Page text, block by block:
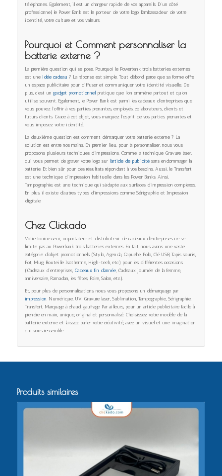
téléphones. Egalement, il est un chargeur rapide de vos appareils. D’un côté
professionnel, le Power Bank est le porteur de votre logo, l’ambassadeur de votre
identité, votre culture et vos valeurs.
Pourquoi et Comment personnaliser la
batterie externe ?
La première question qui se pose. Pourquoi le Powerbank trois batteries externes
est une idée cadeau ? La réponse est simple. Tout d’abord, parce que sa forme offre
un espace publicitaire pour diffuser et communiquer votre identité visuelle. De
plus, c’est un gadget promotionnel pratique que l’on emmène partout et qu’on
utilise souvent. Egalement, le Power Bank est parmi les cadeaux d’entreprises que
vous pouvez l’offrir à vos parties prenantes, employés, collaborateurs, clients et
futurs clients. Grace à cet objet, vous marquez l’esprit de vos parties prenantes et
vous imposez votre identité.
La deuxième question est comment démarquer votre batterie externe ? La
solution est entre nos mains. En premier lieu, pour la personnaliser, nous vous
proposons plusieurs techniques d’impressions. Comme la technique Gravure laser,
qui vous permet de graver votre logo sur l’article de publicitésans endommager la
batterie. Et bien sûr pour des résultats répondant à vos besoins. Aussi, le Transfert
est une technique d’impression habituelle dans les Power Banks. Ainsi,
Tampographie, est une technique qui s’adapte aux surfaces d’impression complexes.
En plus, il existe d’autres types d’impressions comme Sérigraphie et Impression
digitale.
Chez Clickado
Votre fournisseur, importateur et distributeur de cadeaux d’entreprises ne se
limite pas au Powerbank trois batteries externes. En fait, nous avons une vaste
catégorie d’objet promotionnels (Stylo, Agenda, Capuche, Polo, Clé USB, Tapis souris,
Pot, Mug, Bouteille Isotherme, High-tech, etc.) pour les différentes occasions
(Cadeaux d’entreprises, Cadeaux fin d’année, Cadeaux journée de la femme,
anniversaire, Ramadan, les fêtes, Foire, Salon, etc.).
Et, pour plus de personnalisations, nous vous proposons un démarquage par
impression. Numérique, UV, Gravure laser, Sublimation, Tampographie, Sérigraphie,
Transfert, Marquage à chaud, gaufrage. Par ailleurs, pour un article publicitaire facile à
prendre en main, unique, original et personnalisé. Choisissez votre modèle de la
batterie externe et laissez parler votre créativité, avec un visuel et une imagination
qui vous ressemble.
Produits similaires